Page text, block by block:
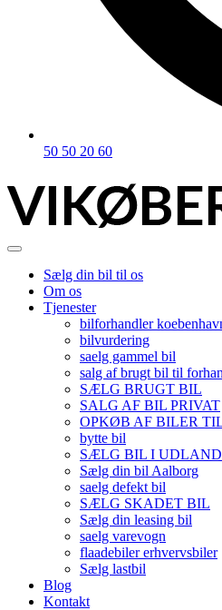
50 50 20 60
Sælg din bil til os
Om os
Tjenester
bilforhandler
bilvurdering
saelg gammel bil
salg af brugt bil til
SÆLG BRUGT BIL
SALG AF BIL PRIVAT
OPKØB AF BILER
bytte bil
SÆLG BIL I
Sælg din bil Aalborg
saelg defekt bil
SÆLG SKADET BIL
Sælg din leasing bil
saelg varevogn
flaadebiler erhvervsbiler
Sælg lastbil
Blog
Kontakt